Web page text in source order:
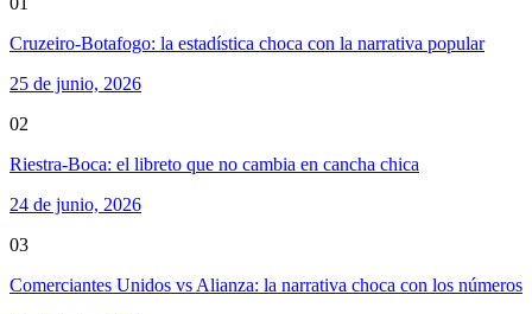
Cruzeiro-Botafogo: la estadística choca con la narrativa popular
25 de junio, 2026
02
Riestra-Boca: el libreto que no cambia en cancha chica
24 de junio, 2026
03
Comerciantes Unidos vs Alianza: la narrativa choca con los números